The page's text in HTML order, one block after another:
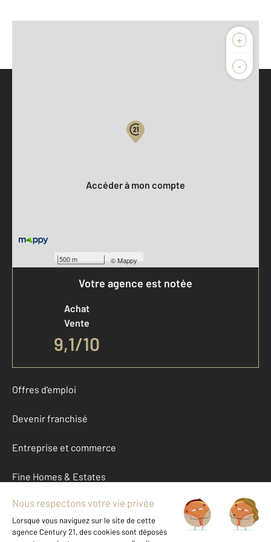
+
-
500 m ©Mappy
Accéder à mon compte
Votre agence est notée
Achat
Vente
9,1/10
Offres d'emploi
Devenir franchisé
Entreprise et commerce
Fine Homes & Estates
À propos
International